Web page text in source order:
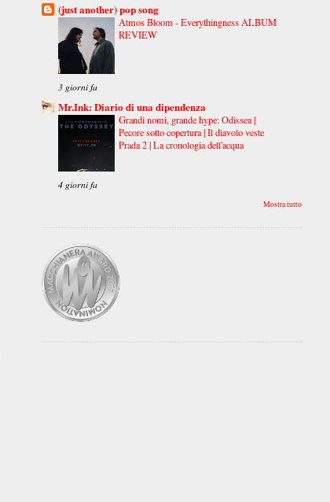
(just another) pop song
Atmos Bloom - Everythingness ALBUM
REVIEW
3 giorni fa
Mr.Ink: Diario di una dipendenza
Grandi nomi, grande hype: Odissea |
Pecore sotto copertura | Il diavolo veste
Prada 2 | La cronologia dell'acqua
4 giorni fa
Mostra tutto